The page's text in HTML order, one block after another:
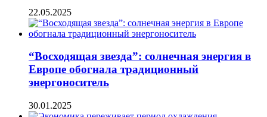
22.05.2025
“Восходящая звезда”: солнечная энергия в
Европе обогнала традиционный
энергоноситель
30.01.2025